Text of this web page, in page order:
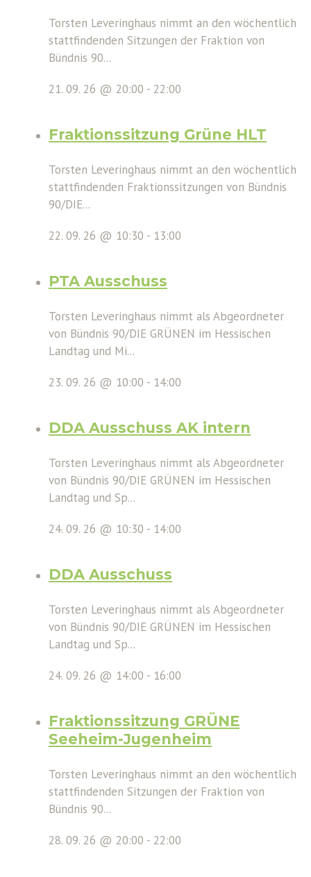
Torsten Leveringhaus nimmt an den wöchentlich
stattfindenden Sitzungen der Fraktion von
Bündnis 90...
21. 09. 26 @ 20:00 - 22:00
Fraktionssitzung Grüne HLT
Torsten Leveringhaus nimmt an den wöchentlich
stattfindenden Fraktionssitzungen von Bündnis
90/DIE...
22. 09. 26 @ 10:30 - 13:00
PTA Ausschuss
Torsten Leveringhaus nimmt als Abgeordneter
von Bündnis 90/DIE GRÜNEN im Hessischen
Landtag und Mi...
23. 09. 26 @ 10:00 - 14:00
DDA Ausschuss AK intern
Torsten Leveringhaus nimmt als Abgeordneter
von Bündnis 90/DIE GRÜNEN im Hessischen
Landtag und Sp...
24. 09. 26 @ 10:30 - 14:00
DDA Ausschuss
Torsten Leveringhaus nimmt als Abgeordneter
von Bündnis 90/DIE GRÜNEN im Hessischen
Landtag und Sp...
24. 09. 26 @ 14:00 - 16:00
Fraktionssitzung GRÜNE
Seeheim-Jugenheim
Torsten Leveringhaus nimmt an den wöchentlich
stattfindenden Sitzungen der Fraktion von
Bündnis 90...
28. 09. 26 @ 20:00 - 22:00